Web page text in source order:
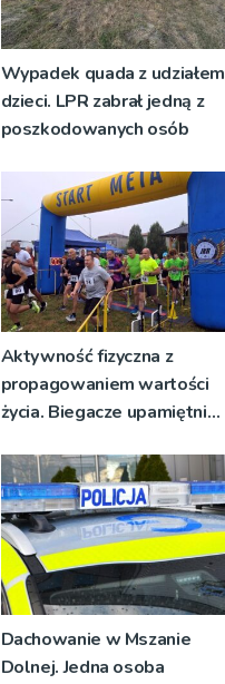
Wypadek quada z udziałem
dzieci. LPR zabrał jedną z
poszkodowanych osób
Aktywność fizyczna z
propagowaniem wartości
życia. Biegacze upamiętnili
Dachowanie w Mszanie
Dolnej. Jedna osoba